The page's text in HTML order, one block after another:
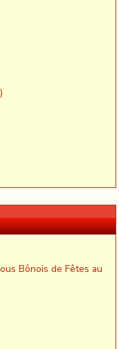
Bônois de Fêtes au